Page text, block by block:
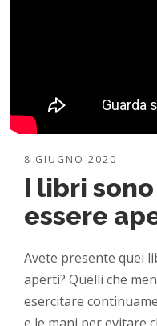
8 GIUGNO 2020
I libri
essere
Avete presente quei
aperti? Quelli che
esercitare